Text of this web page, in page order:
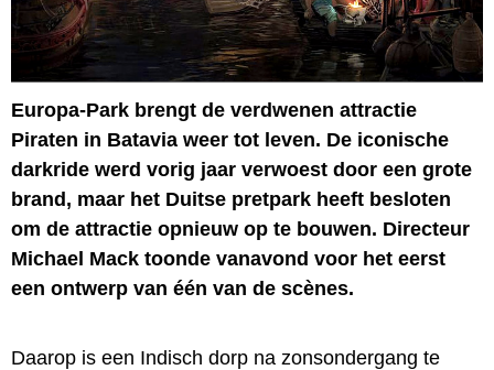
Europa-Park brengt de verdwenen attractie
Piraten in Batavia weer tot leven. De iconische
darkride werd vorig jaar verwoest door een grote
brand, maar het Duitse pretpark heeft besloten
om de attractie opnieuw op te bouwen. Directeur
Michael Mack toonde vanavond voor het eerst
een ontwerp van één van de scènes.
Daarop is een Indisch dorp na zonsondergang te